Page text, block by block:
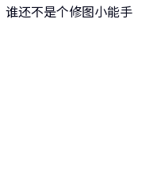
还不是个修图小能手